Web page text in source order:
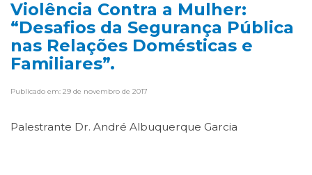
Violência Contra a Mulher:
“Desafios da Segurança Pública
nas Relações Domésticas e
Familiares”.
Publicado em: 29 de novembro de 2017
Palestrante Dr. André Albuquerque Garcia